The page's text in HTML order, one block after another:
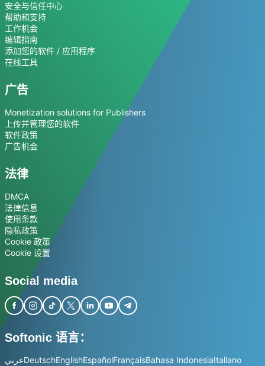
安全与信任中心
帮助和支持
工作机会
编辑指南
添加您的软件 / 应用程序
在线工具
广告
Monetization solutions for Publishers
上传并管理您的软件
软件政策
广告机会
法律
DMCA
法律信息
使用条款
隐私政策
Cookie 政策
Cookie 设置
Social media
Softonic 语言：
عربيDeutschEnglishEspañolFrançaisBahasa IndonesiaItaliano